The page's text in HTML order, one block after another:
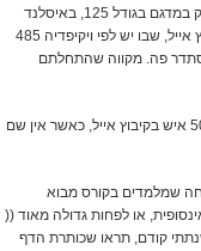
לא?), בסלובניה שבה כ-2 מיליון תושבים אפשר להסתפק במדגם בגודל 125, באיסלנד
שבה 350 אלף תושבים יספיק מדגם של 22 איש, ובקיבוץ אייל, שבו יש לפי ויקיפדיה 485
מה? משהו לא מסתדר פה. מקווה שהתחלתם
מצד שני, יש בעיה אחרת שעולה כאן. איך נוכל לדגום 500 איש בקיבוץ אייל, כאשר אין שם
שמלמדים בקורס מבוא
או לפחות גדולה מאוד ((
קודם, תראו שכותרת הדף